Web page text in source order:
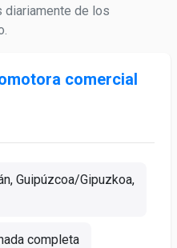
diariamente de los
comercial
Guipúzcoa/Gipuzkoa,
completa